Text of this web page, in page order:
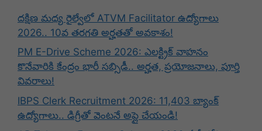
దక్షిణ మధ్య రైల్వేలో ATVM Facilitator ఉద్యోగాలు
2026.. 10వ తరగతి అర్హతతో అవకాశం!
PM E-Drive Scheme 2026: ఎలక్ట్రిక్ వాహనం
కొనేవారికి కేంద్రం భారీ సబ్సిడీ.. అర్హత, ప్రయోజనాలు, పూర్తి
వివరాలు!
IBPS Clerk Recruitment 2026: 11,403 బ్యాంక్
ఉద్యోగాలు.. డిగ్రీతో వెంటనే అప్లై చేయండి!